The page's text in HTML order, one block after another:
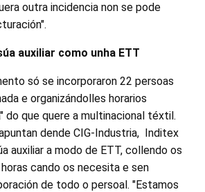
outra incidencia non se pode
auxiliar como unha ETT
só se incorporaron 22 persoas
e organizándolles horarios
do que quere a multinacional téxtil.
dende CIG-Industria, Inditex
auxiliar a modo de ETT, collendo os
cando os necesita e sen
de todo o persoal. "Estamos